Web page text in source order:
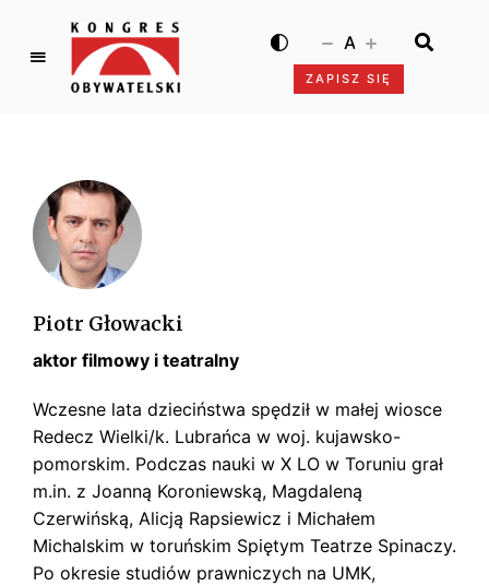
K
g
r
e
s
O
b
y
w
t
e
l
s
k
i
ZAPISZ SIĘ
A
Piotr Głowacki
aktor filmowy i teatralny
Wczesne lata dzieciństwa spędził w małej wiosce
Redecz Wielki/k. Lubrańca w woj. kujawsko-
pomorskim. Podczas nauki w X LO w Toruniu grał
m.in. z Joanną Koroniewską, Magdaleną
Czerwińską, Alicją Rapsiewicz i Michałem
Michalskim w toruńskim Spiętym Teatrze Spinaczy.
Po okresie studiów prawniczych na UMK,